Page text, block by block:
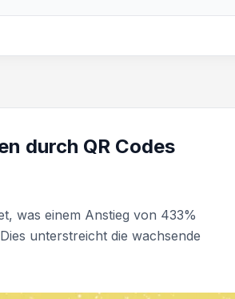
durch QR Codes
was einem Anstieg von 433%
unterstreicht die wachsende